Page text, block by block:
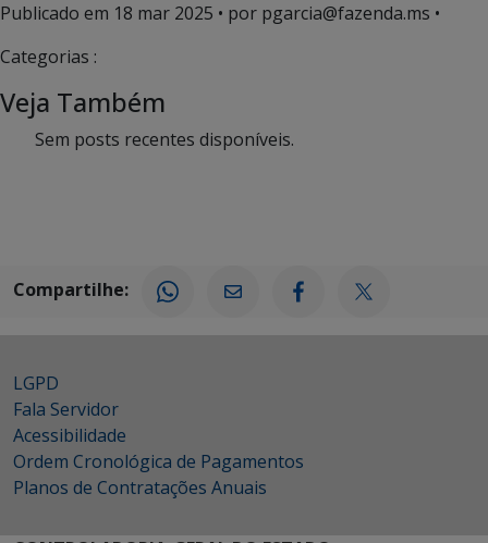
Publicado em 18 mar 2025 • por pgarcia@fazenda.ms •
Categorias :
Veja Também
Sem posts recentes disponíveis.
Compartilhe:
LGPD
Fala Servidor
Acessibilidade
Ordem Cronológica de Pagamentos
Planos de Contratações Anuais